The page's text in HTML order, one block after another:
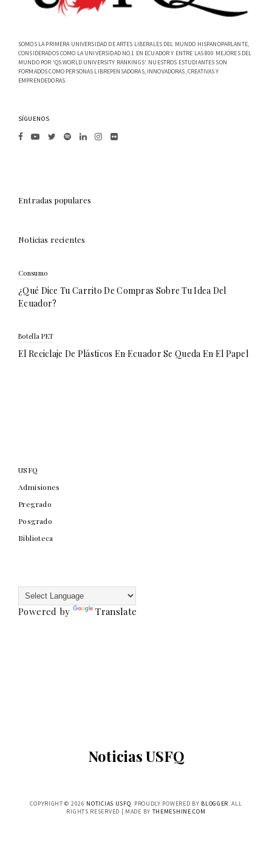
SOMOS LA PRIMERA UNIVERSIDAD DE ARTES LIBERALES DEL MUNDO HISPANOPARLANTE,
CONSIDERADOS COMO LA UNIVERSIDAD NO.1 EN ECUADOR Y ENTRE LAS 800 MEJORES DEL
MUNDO POR 'QS WORLD UNIVERSITY RANKINGS'. NUESTROS ESTUDIANTES SON
FORMADOS COMO PERSONAS LIBREPENSADORAS, INNOVADORAS, CREATIVAS Y
EMPRENDEDORAS.
SÍGUENOS
Entradas populares
Noticias recientes
Consumo
¿Qué Dice Tu Carrito De Compras Sobre Tu Idea Del
Ecuador?
Botella PET
El Reciclaje De Plásticos En Ecuador Se Queda En El Papel
USFQ
Admisiones
Pregrado
Posgrado
Biblioteca
Powered by Translate
Noticias USFQ
COPYRIGHT © 2026 NOTICIAS USFQ. PROUDLY POWERED BY BLOGGER. ALL
RIGHTS RESERVED | MADE BY THEMESHINE.COM